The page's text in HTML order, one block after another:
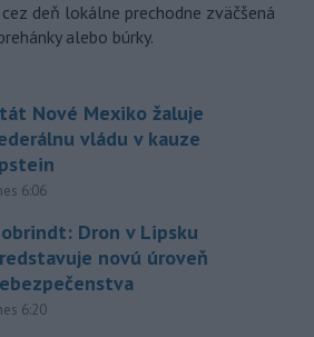
deň lokálne prechodne zväčšená
alebo búrky.
Nové Mexiko žaluje
vládu v kauze
6:06
Dron v Lipsku
novú úroveň
6:20